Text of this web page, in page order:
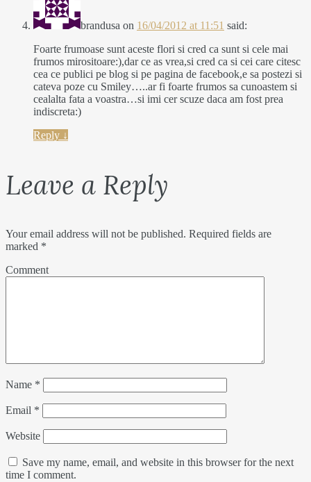
brandusa on 16/04/2012 at 11:51 said:
Foarte frumoase sunt aceste flori si cred ca sunt si cele mai
frumos mirositoare:),dar ce as vrea,si cred ca si cei care citesc
cea ce publici pe blog si pe pagina de facebook,e sa postezi si
cateva poze cu Smiley…..ar fi foarte frumos sa cunoastem si
cealalta fata a voastra…si imi cer scuze daca am fost prea
indiscreta:)
Reply ↓
Leave a Reply
Your email address will not be published. Required fields are
marked *
Comment
Name *
Email *
Website
Save my name, email, and website in this browser for the next
time I comment.